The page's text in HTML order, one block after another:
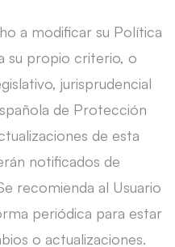
a modificar su Política
su propio criterio, o
jurisprudencial
de Protección
de esta
notificados de
recomienda al Usuario
periódica para estar
o actualizaciones.